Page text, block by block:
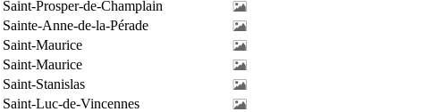
Saint-Prosper-de-Champlain
Sainte-Anne-de-la-Pérade
Saint-Maurice
Saint-Maurice
Saint-Stanislas
Saint-Luc-de-Vincennes